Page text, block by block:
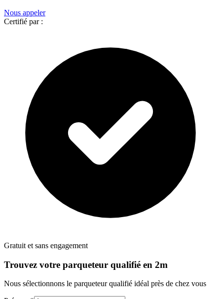
Nous appeler
Certifié par :
Gratuit et sans engagement
Trouvez votre parqueteur qualifié en 2m
Nous sélectionnons le parqueteurqualifié idéal près de chez vous